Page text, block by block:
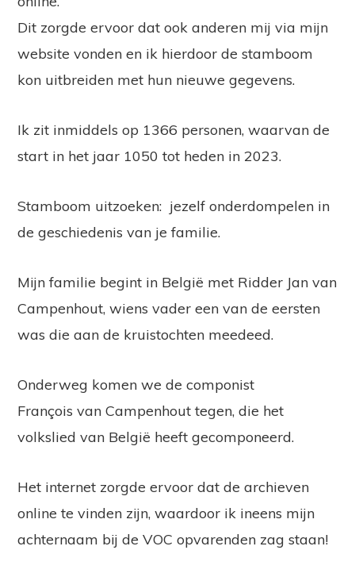
Dit zorgde ervoor dat ook anderen mij via mijn
website vonden en ik hierdoor de stamboom
kon uitbreiden met hun nieuwe gegevens.
Ik zit inmiddels op 1366 personen, waarvan de
start in het jaar 1050 tot heden in 2023.
Stamboom uitzoeken: jezelf onderdompelen in
de geschiedenis van je familie.
Mijn familie begint in België met Ridder Jan van
Campenhout, wiens vader een van de eersten
was die aan de kruistochten meedeed.
Onderweg komen we de componist
François van Campenhout tegen, die het
volkslied van België heeft gecomponeerd.
Het internet zorgde ervoor dat de archieven
online te vinden zijn, waardoor ik ineens mijn
achternaam bij de VOC opvarenden zag staan!